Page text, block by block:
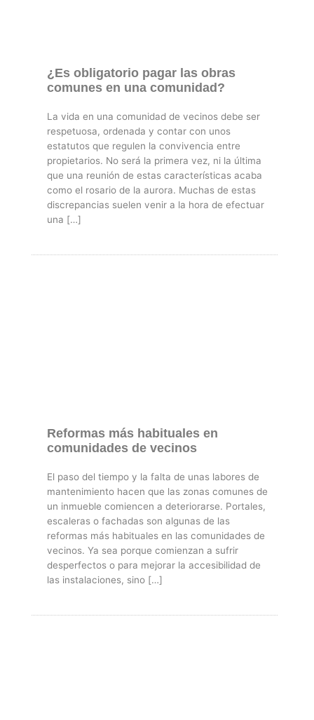
¿Es obligatorio pagar las obras
comunes en una comunidad?
La vida en una comunidad de vecinos debe ser
respetuosa, ordenada y contar con unos
estatutos que regulen la convivencia entre
propietarios. No será la primera vez, ni la última
que una reunión de estas características acaba
como el rosario de la aurora. Muchas de estas
discrepancias suelen venir a la hora de efectuar
una […]
Reformas más habituales en
comunidades de vecinos
El paso del tiempo y la falta de unas labores de
mantenimiento hacen que las zonas comunes de
un inmueble comiencen a deteriorarse. Portales,
escaleras o fachadas son algunas de las
reformas más habituales en las comunidades de
vecinos. Ya sea porque comienzan a sufrir
desperfectos o para mejorar la accesibilidad de
las instalaciones, sino […]